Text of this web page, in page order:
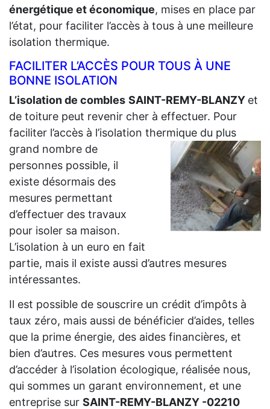
énergétique et économique, mises en place par
l’état, pour faciliter l’accès à tous à une meilleure
isolation thermique.
FACILITER L’ACCÈS POUR TOUS À UNE
BONNE ISOLATION
L’isolation de combles SAINT-REMY-BLANZY et
de toiture peut revenir cher à effectuer. Pour
faciliter l’accès à l’isolation thermique du plus
grand nombre de
personnes possible, il
existe désormais des
mesures permettant
d’effectuer des travaux
pour isoler sa maison.
L’isolation à un euro en fait
partie, mais il existe aussi d’autres mesures
intéressantes.
Il est possible de souscrire un crédit d’impôts à
taux zéro, mais aussi de bénéficier d’aides, telles
que la prime énergie, des aides financières, et
bien d’autres. Ces mesures vous permettent
d’accéder à l’isolation écologique, réalisée nous,
qui sommes un garant environnement, et une
entreprise sur SAINT-REMY-BLANZY -02210